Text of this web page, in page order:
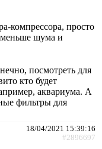
компрессора, просто
шума и
посмотреть для
кто будет
аквариума. А
фильтры для
18/04/2021 15:39:16
#2896697